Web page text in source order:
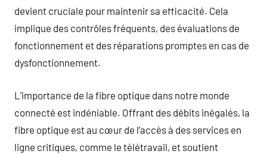
devient cruciale pour maintenir sa efficacité. Cela
implique des contrôles fréquents, des évaluations de
fonctionnement et des réparations promptes en cas de
dysfonctionnement.
L’importance de la fibre optique dans notre monde
connecté est indéniable. Offrant des débits inégalés, la
fibre optique est au cœur de l’accès à des services en
ligne critiques, comme le télétravail, et soutient